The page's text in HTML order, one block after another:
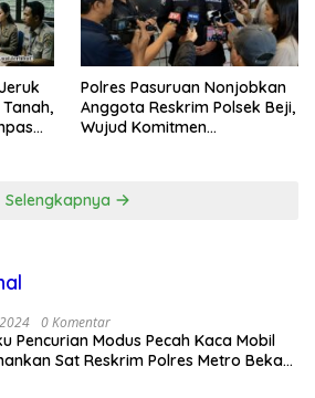
Polres Pasuruan Nonjobkan
Anggota Reskrim Polsek Beji,
Wujud Komitmen
Selengkapnya
0 Komentar
Pencurian Modus Pecah Kaca Mobil
Sat Reskrim Polres Metro Bekasi